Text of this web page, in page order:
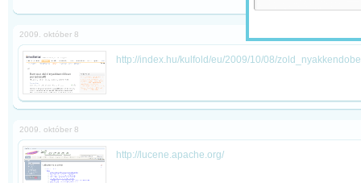
2009. október 8
http://index.hu/kulfold/eu/2009/10/08/
2009. október 8
http://lucene.apache.org/